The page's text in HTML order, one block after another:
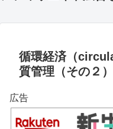
循環経済（
質管理（その２）
広告